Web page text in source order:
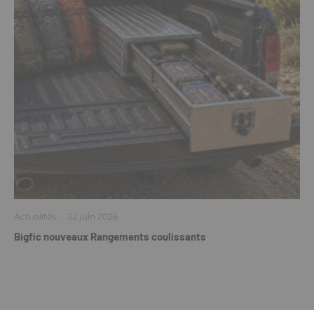
Actualités · 22 juin 2026
Bigfic nouveaux Rangements coulissants